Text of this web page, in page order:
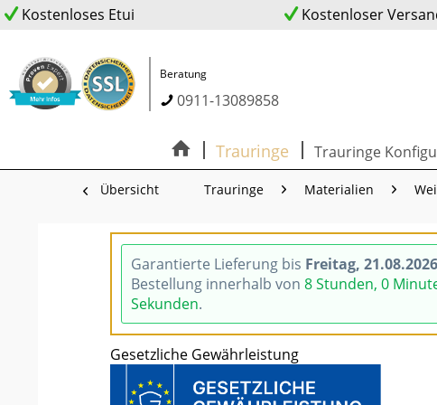
Kostenloses Etui Kostenloser
Beratung
0911-13089858
Trauringe Trauringe
Übersicht Trauringe Materialien
Garantierte Lieferung bis Freitag, 21.08.2026
Bestellung innerhalb von 8 Stunden, 0
Sekunden.
Gesetzliche Gewährleistung